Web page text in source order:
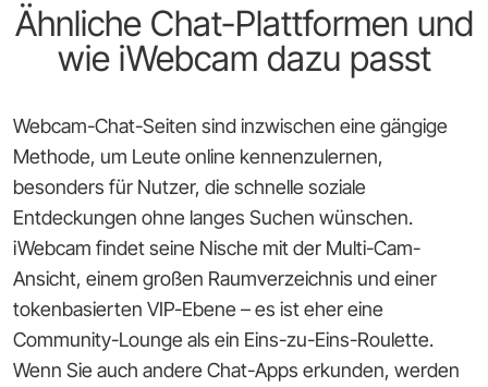
Ähnliche Chat-Plattformen und
wie iWebcam dazu passt
Webcam-Chat-Seiten sind inzwischen eine gängige
Methode, um Leute online kennenzulernen,
besonders für Nutzer, die schnelle soziale
Entdeckungen ohne langes Suchen wünschen.
iWebcam findet seine Nische mit der Multi-Cam-
Ansicht, einem großen Raumverzeichnis und einer
tokenbasierten VIP-Ebene – es ist eher eine
Community-Lounge als ein Eins-zu-Eins-Roulette.
Wenn Sie auch andere Chat-Apps erkunden, werden